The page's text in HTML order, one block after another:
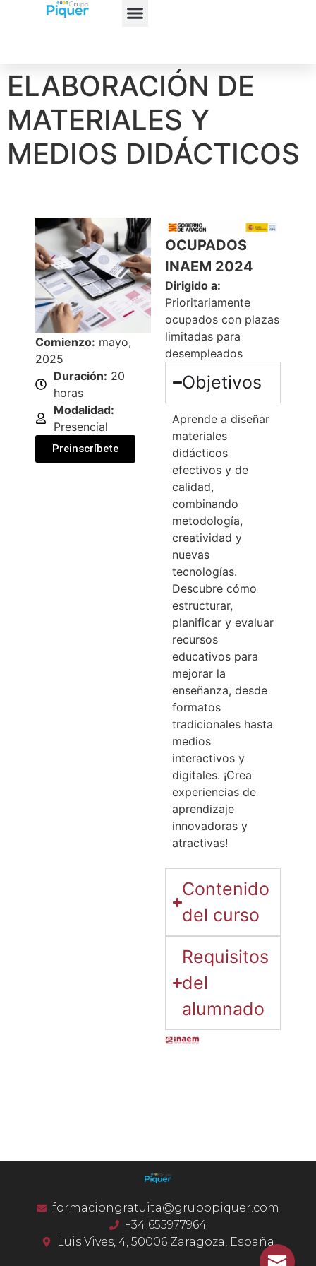
ELABORACIÓN DE
MATERIALES Y
MEDIOS DIDÁCTICOS
Comienzo: mayo,
2025
Duración: 20
horas
Modalidad:
Presencial
Preinscríbete
OCUPADOS
INAEM 2024
Dirigido a:
Prioritariamente
ocupados con plazas
limitadas para
desempleados
Objetivos
Aprende a diseñar
materiales
didácticos
efectivos y de
calidad,
combinando
metodología,
creatividad y
nuevas
tecnologías.
Descubre cómo
estructurar,
planificar y evaluar
recursos
educativos para
mejorar la
enseñanza, desde
formatos
tradicionales hasta
medios
interactivos y
digitales. ¡Crea
experiencias de
aprendizaje
innovadoras y
atractivas!
Contenido
del curso
Requisitos
del
alumnado
formaciongratuita@grupopiquer.com
+34 655977964
Luis Vives, 4, 50006 Zaragoza, España